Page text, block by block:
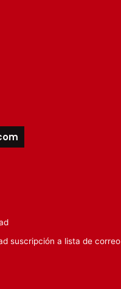
suscripción a lista de correo